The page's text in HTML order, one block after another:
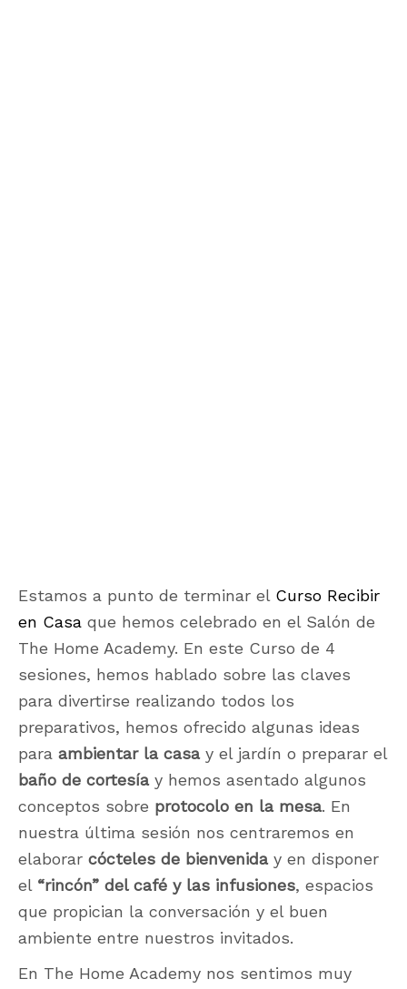
Estamos a punto de terminar el Curso Recibir
en Casa que hemos celebrado en el Salón de
The Home Academy. En este Curso de 4
sesiones, hemos hablado sobre las claves
para divertirse realizando todos los
preparativos, hemos ofrecido algunas ideas
para ambientar la casay el jardín o preparar el
baño de cortesíay hemos asentado algunos
conceptos sobre protocolo en la mesa. En
nuestra última sesión nos centraremos en
elaborar cócteles de bienveniday en disponer
el “rincón” del café y las infusiones, espacios
que propician la conversación y el buen
ambiente entre nuestros invitados.
En The Home Academy nos sentimos muy